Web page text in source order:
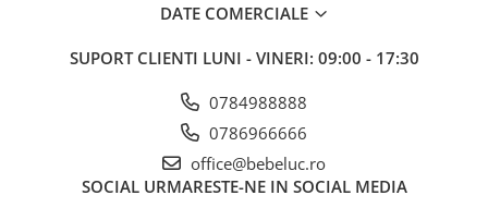
DATE COMERCIALE
SUPORT CLIENTI LUNI - VINERI: 09:00 - 17:30
0784988888
0786966666
office@bebeluc.ro
SOCIAL URMARESTE-NE IN SOCIAL MEDIA